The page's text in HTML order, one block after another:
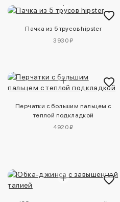
Пачка из 5 трусов hipster
3930 ₽
Перчатки с большим пальцем с
теплой подкладкой
4920 ₽